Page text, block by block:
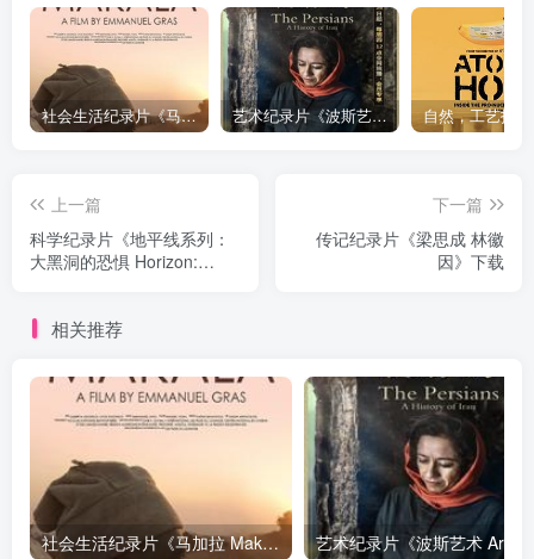
社会生活纪录片《马加拉 Makala》下载 艺术纪录片《波斯艺术 Art of Persia》下载
上一篇
科学纪录片《地平线系列：
大黑洞的恐惧 Horizon:
下一篇
传记纪录片《梁思成 林徽
因》下载
相关推荐
社会生活纪录片《马加拉 Makala》下载